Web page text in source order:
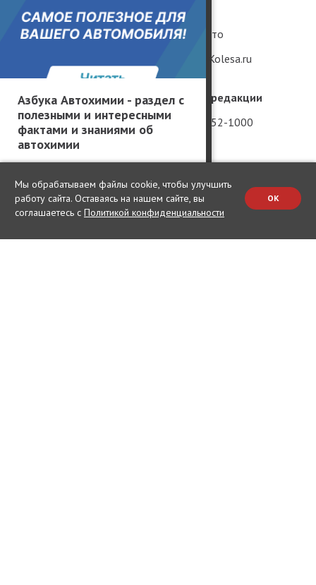
Азбука Автохимии - раздел с
полезными и интересными
фактами и знаниями об
автохимии
Телефон редакции
+7 (981) 952-1000
Грузовики и автобусы
Популярные вопросы
Гаджеты
Редкие авто
Рендеры Kolesa.ru
География производителей
Россия
Китай
Германия
Япония
Мы обрабатываем файлы cookie, чтобы улучшить
работу сайта. Оставаясь на нашем сайте, вы
соглашаетесь с Политикой конфиденциальности
OK